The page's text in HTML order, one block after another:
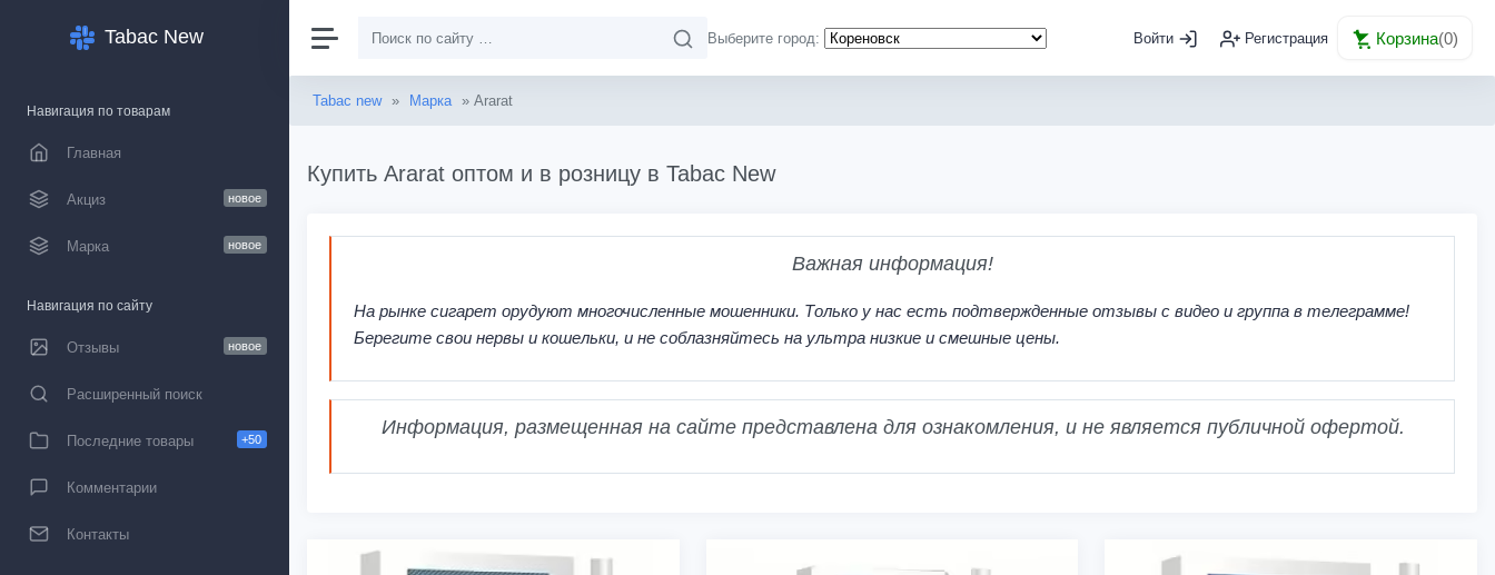
Tabac New
Навигация по товарам
Главная
Акциз новое
Марка новое
Навигация по сайту
Отзывы новое
Расширенный поиск
Последние товары +50
Комментарии
Контакты
Выберите город: Войти Регистрация Корзина(0)
Tabac new » Марка » Ararat
Купить Ararat оптом и в розницу в Tabac New
Важная информация!
На рынке сигарет орудуют многочисленные мошенники. Только у нас есть подтвержденные отзывы с видео и группа в телеграмме!
Берегите свои нервы и кошельки, и не соблазняйтесь на ультра низкие и смешные цены.
Информация, размещенная на сайте представлена для ознакомления, и не является публичной офертой.